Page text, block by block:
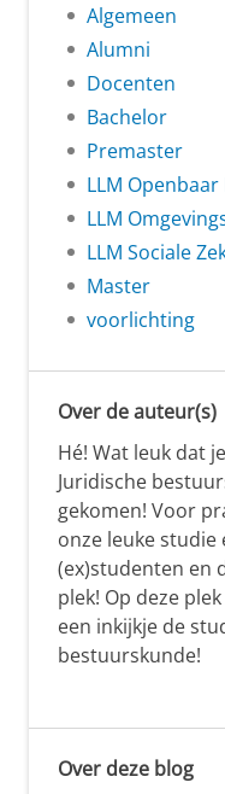
Algemeen
Alumni
Docenten
Bachelor
Premaster
LLM
LLM
LLM Sociale
Master
voorlichting
Over de auteur(s)
Hé! Wat leuk dat
Juridische
gekomen! Voor
onze leuke studie
(ex)studenten en
plek! Op deze
een inkijkje de
bestuurskunde!
Over deze blog